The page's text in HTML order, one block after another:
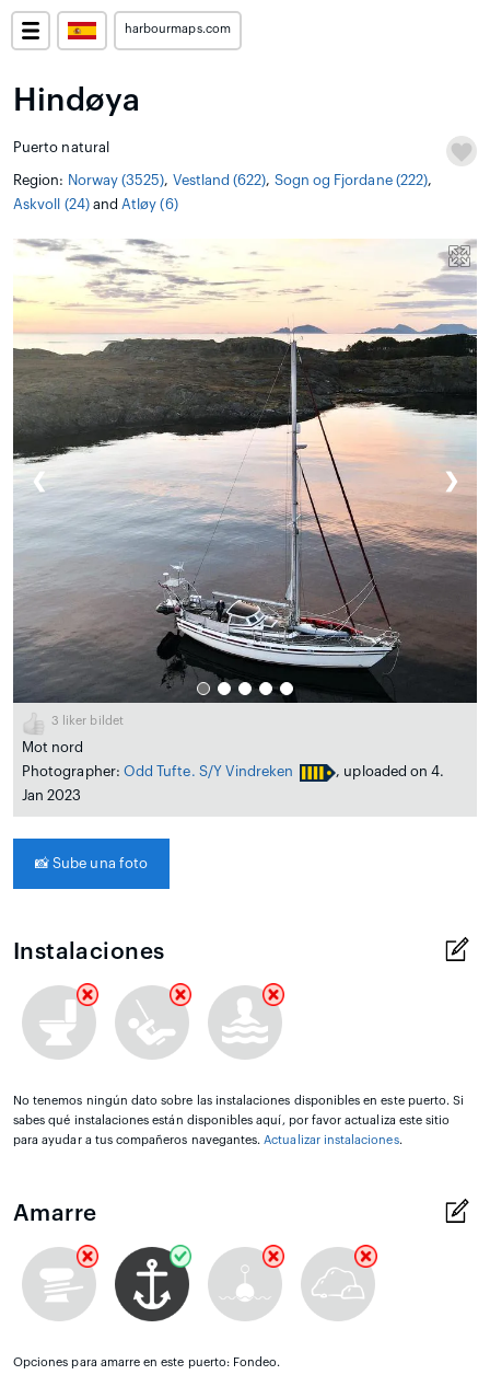
harbourmaps.com
Hindøya
Puerto natural
Region: Norway (3525), Vestland (622), Sogn og Fjordane (222),
Askvoll (24)and Atløy (6)
❮ ❯
3 liker bildet
Mot nord
Photographer: Odd Tufte. S/Y Vindreken
, uploaded on 4.
Jan 2023
📸 Sube una foto
Instalaciones
No tenemos ningún dato sobre las instalaciones disponibles en este puerto. Si
sabes qué instalaciones están disponibles aquí, por favor actualiza este sitio
para ayudar a tus compañeros navegantes.Actualizar instalaciones.
Amarre
Opciones para amarre en este puerto: Fondeo.